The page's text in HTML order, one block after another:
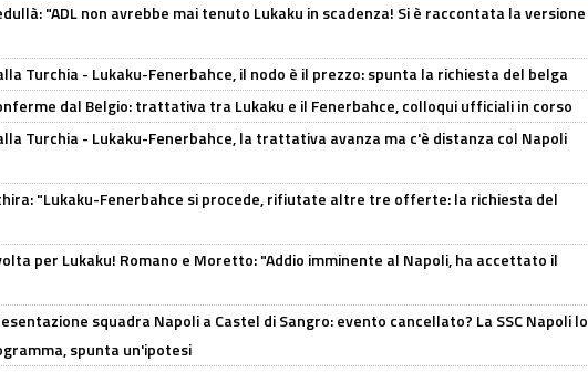
"ADL non avrebbe mai tenuto Lukaku in scadenza! Si è raccontata la versione
Turchia - Lukaku-Fenerbahce, il nodo è il prezzo: spunta la richiesta del belga
dal Belgio: trattativa tra Lukaku e il Fenerbahce, colloqui ufficiali in corso
Turchia - Lukaku-Fenerbahce, la trattativa avanza ma c'è distanza col Napoli
"Lukaku-Fenerbahce si procede, rifiutate altre tre offerte: la richiesta del
per Lukaku! Romano e Moretto: "Addio imminente al Napoli, ha accettato il
squadra Napoli a Castel di Sangro: evento cancellato? La SSC Napoli lo
spunta un'ipotesi